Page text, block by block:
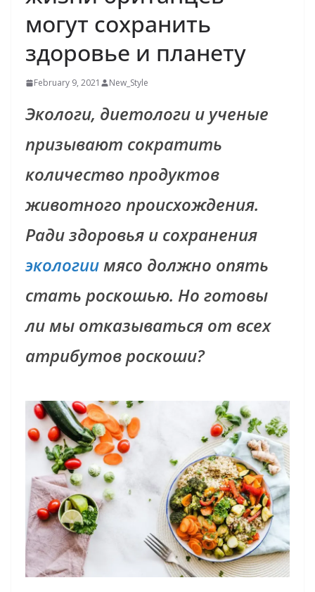
могут сохранить
здоровье и планету
February 9, 2021 New_Style
Экологи, диетологи и ученые
призывают сократить
количество продуктов
животного происхождения.
Ради здоровья и сохранения
экологиимясо должно опять
стать роскошью. Но готовы
ли мы отказываться от всех
атрибутов роскоши?